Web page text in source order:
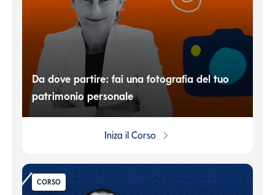
Da dove partire: fai una fotografia del tuo
patrimonio personale
Iniza il Corso
CORSO